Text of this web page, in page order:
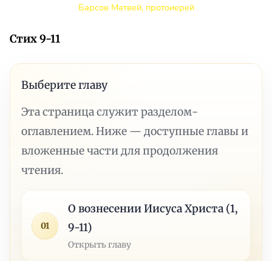
Барсов Матвей, протоиерей
Стих 9-11
Выберите главу
Эта страница служит разделом-
оглавлением. Ниже — доступные главы и
вложенные части для продолжения
чтения.
01
О вознесении Иисуса Христа (1,
9-11)
Открыть главу